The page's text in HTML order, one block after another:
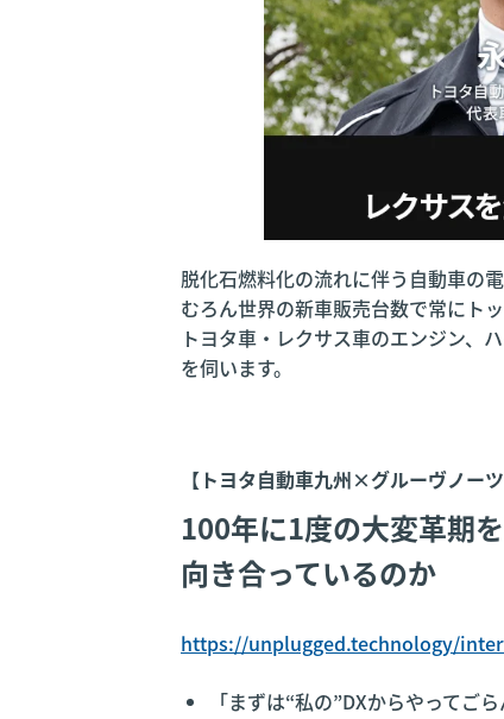
脱化石燃料化の流れに伴う自動車の
むろん世界の新車販売台数で常にト
トヨタ車・レクサス車のエンジン、
を伺います。
【トヨタ自動車九州×グルーヴノーツ
100年に1度の大変革期
向き合っているのか
https://unplugged.technology/
「まずは“私の”DXからやってごら